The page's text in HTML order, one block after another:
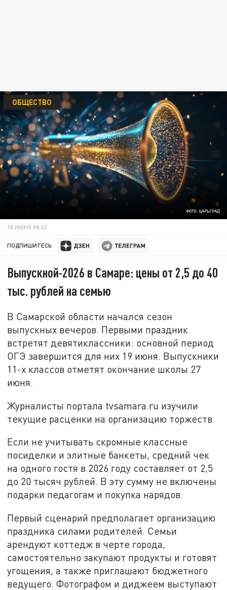
ФОТО: ЦАРЬГРАД
ОБЩЕСТВО
18 ИЮНЯ 08:32
ПОДПИШИТЕСЬ:
Выпускной-2026 в Самаре: цены от 2,5 до 40
тыс. рублей на семью
В Самарской области начался сезон
выпускных вечеров. Первыми праздник
встретят девятиклассники: основной период
ОГЭ завершится для них 19 июня. Выпускники
11-х классов отметят окончание школы 27
июня.
Журналисты портала tvsamara.ru изучили
текущие расценки на организацию торжеств.
Если не учитывать скромные классные
посиделки и элитные банкеты, средний чек
на одного гостя в 2026 году составляет от 2,5
до 20 тысяч рублей. В эту сумму не включены
подарки педагогам и покупка нарядов.
Первый сценарий предполагает организацию
праздника силами родителей. Семьи
арендуют коттедж в черте города,
самостоятельно закупают продукты и готовят
угощения, а также приглашают бюджетного
ведущего. Фотографом и диджеем выступают